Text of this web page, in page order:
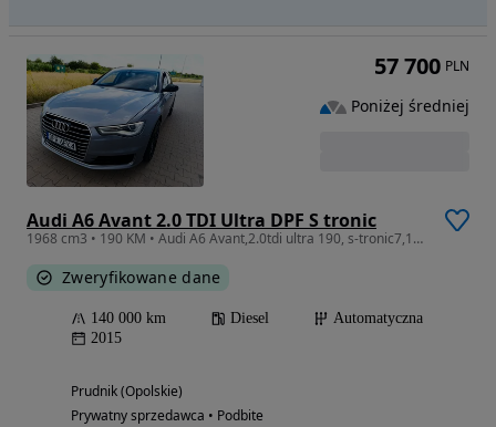
Audi A6 Avant 2.0 TDI Ultra DPF S tronic
1968 cm3 • 190 KM • Audi A6 Avant,2.0tdi ultra 190, s-tronic7,140.000km,Super Stan
Zweryfikowane dane
140 000 km Diesel
Automatyczna
2015
Prudnik (Opolskie)
Prywatny sprzedawca • Podbite
57 700 PLN
Poniżej średniej